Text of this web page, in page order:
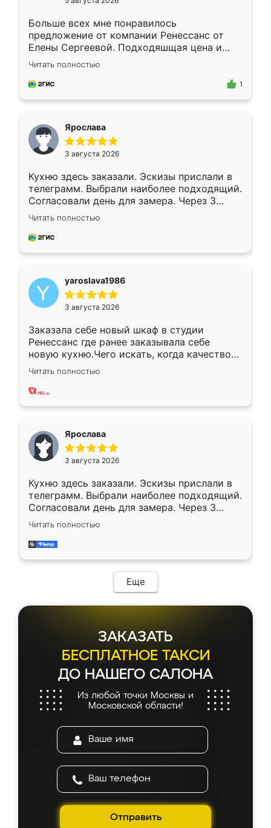
Больше всех мне понравилось
предложение от компании Ренессанс от
Елены Сергеевой. Подходяшщая цена и
короткие сроки изготовления. Приехавший
для замера сотрудник Владислав
предложил по моему эскизу самый
Читать полностью
1
Ярослава
3 августа 2026
Кухню здесь заказали. Эскизы прислали в
телеграмм. Выбрали наиболее подходящий.
Согласовали день для замера. Через 3
недели кухня была уже готова. Остались
довольны работой. Спасибо Ренессанс
мебель за качественную работу!
Читать полностью
yaroslava1986
3 августа 2026
Заказала себе новый шкаф в студии
Ренессанс где ранее заказывала себе
новую кухню.Чего искать, когда качеством
вполне довольна. Служит кухня уже почти
два года, нареканий нет.
Читать полностью
Ярослава
3 августа 2026
Кухню здесь заказали. Эскизы прислали в
телеграмм. Выбрали наиболее подходящий.
Согласовали день для замера. Через 3
недели кухня была уже готова. Остались
довольны работой. Спасибо Ренессанс
мебель за качественную работу!
Читать полностью
Еще
ЗАКАЗАТЬ
БЕСПЛАТНОЕ ТАКСИ
ДО НАШЕГО САЛОНА
Из любой точки Москвы и
Московской области!
Отправить